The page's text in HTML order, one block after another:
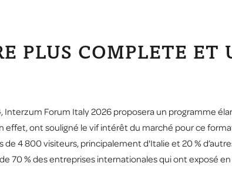
PLUS COMPLETE ET
Interzum Forum Italy 2026 proposera un programme
effet, ont souligné le vif intérêt du marché pour ce
4 800 visiteurs, principalement d'Italie et 20 %
70 % des entreprises internationales qui ont exposé